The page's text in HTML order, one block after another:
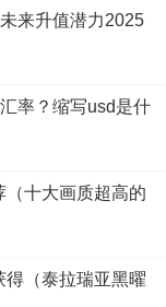
来升值潜力2025
率？缩写usd是什
十大画质超高的
（泰拉瑞亚黑曜